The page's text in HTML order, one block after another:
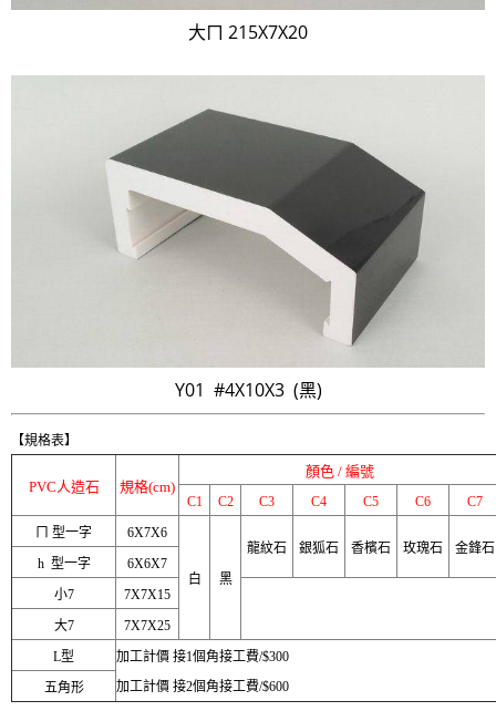
大ㄇ 215X7X20
Y01 #4X10X3 (黑)
【規格表】
PVC人造石 規格(cm)
顏色 / 編號
C1 C2 C3 C4 C5 C6
C7
ㄇ 型一字
6X7X6
白 黑
龍紋石 銀狐石 香檳石 玫瑰石
金鋒石
h 型一字
6X6X7
小7
7X7X15
大7
7X7X25
L型
加工計價 接1個角接工費/$300
加工計價 接2個角接工費/$600
五角形